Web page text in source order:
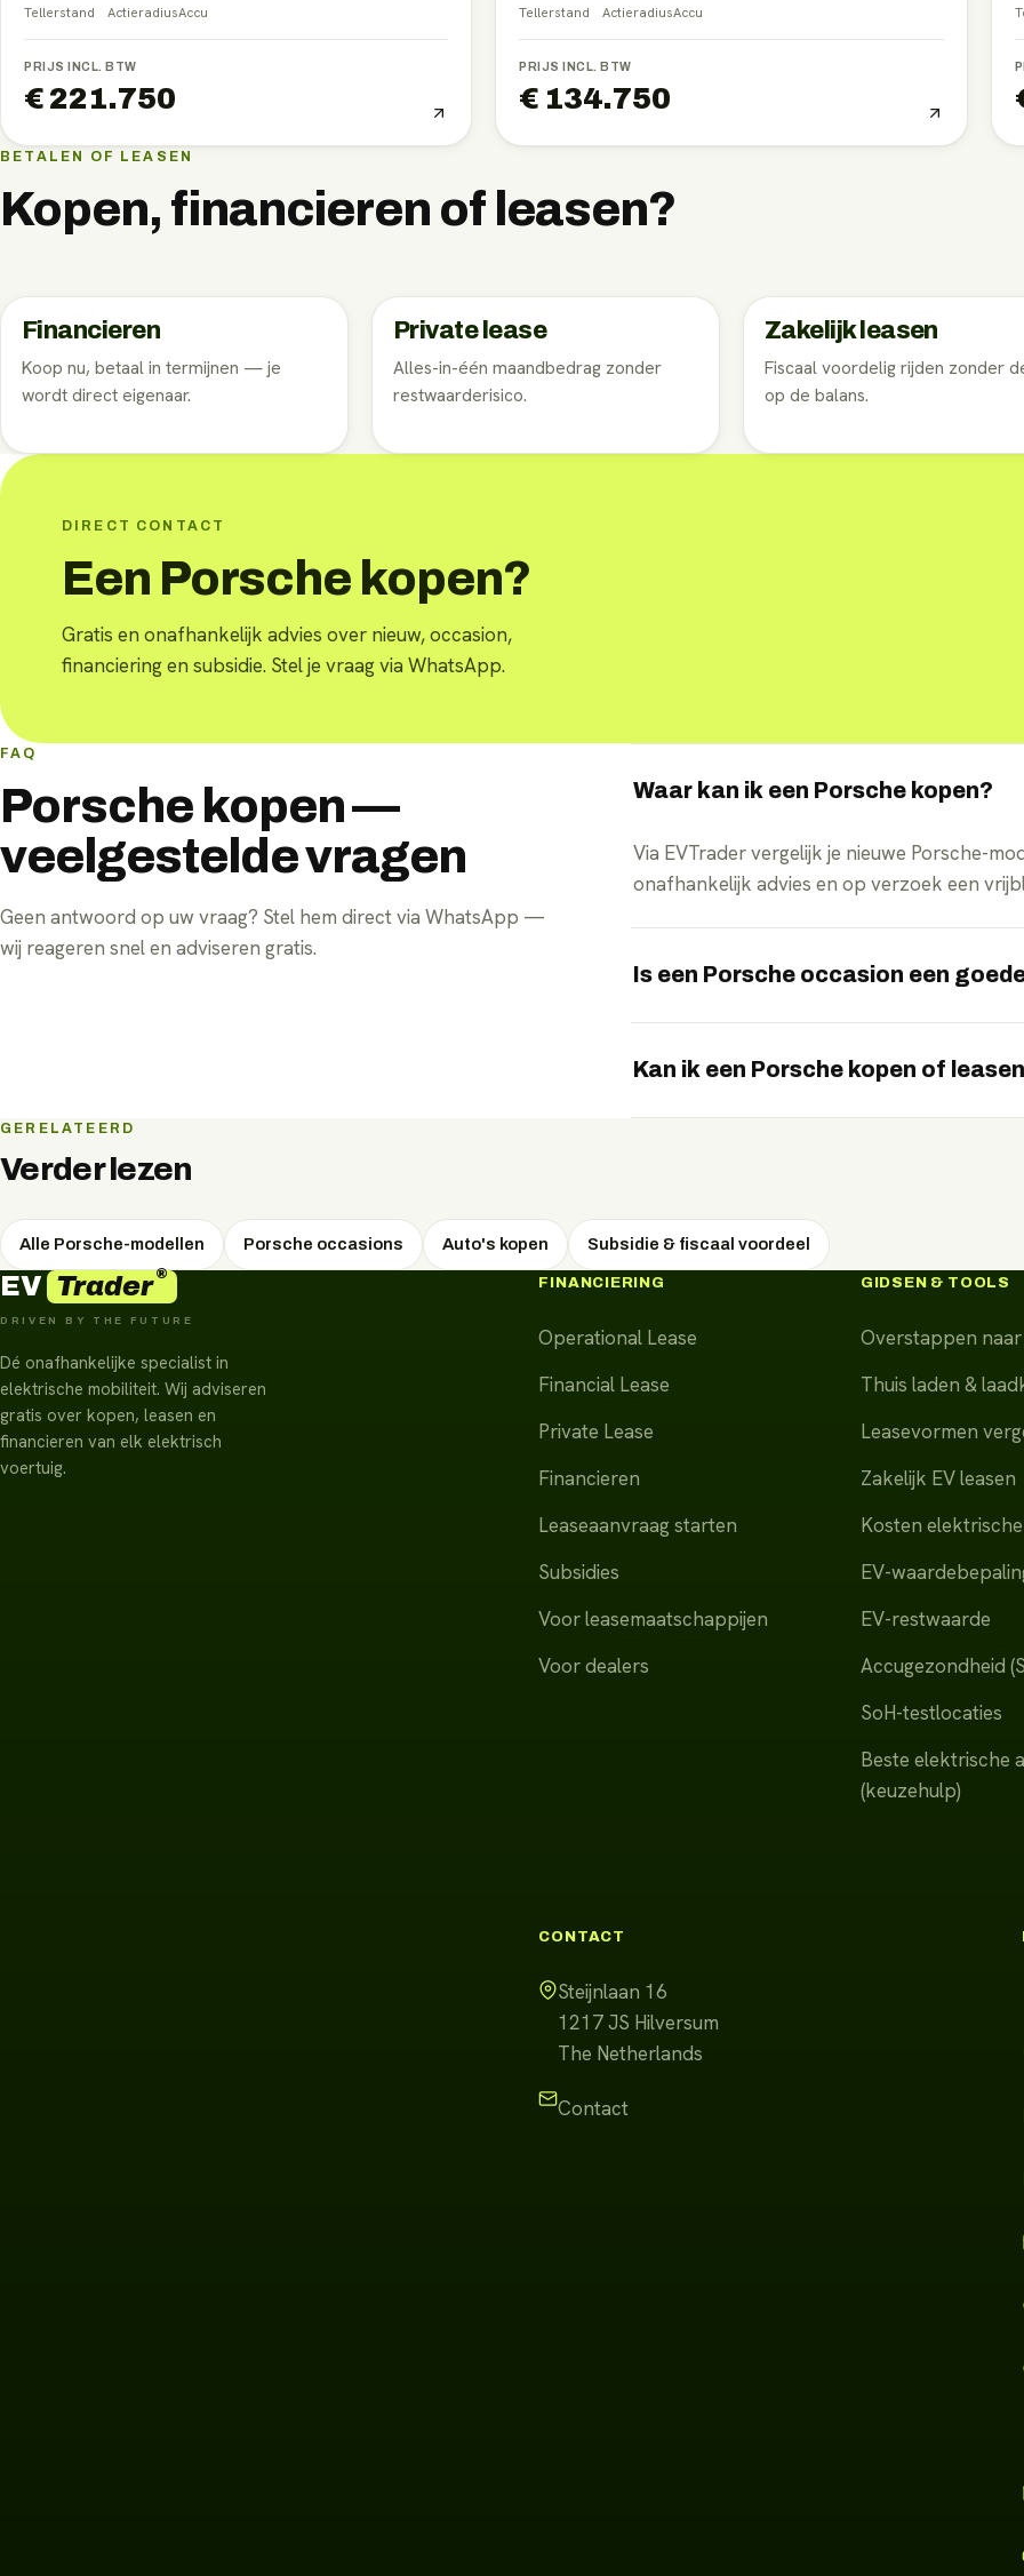
Tellerstand ActieradiusAccu
PRIJS INCL. BTW
€ 221.750
Tellerstand ActieradiusAccu
PRIJS INCL. BTW
€ 134.750
BETALEN OF LEASEN
Kopen, financieren of leasen?
Financieren
Koop nu, betaal in termijnen — je
wordt direct eigenaar.
Private lease
Alles-in-één maandbedrag zonder
restwaarderisico.
Zakelijk leasen
Fiscaal voordelig rijden zonder
op de balans.
DIRECT CONTACT
Een Porsche kopen?
Gratis en onafhankelijk advies over nieuw, occasion,
financiering en subsidie. Stel je vraag via WhatsApp.
FAQ
Porsche kopen —
veelgestelde vragen
Geen antwoord op uw vraag? Stel hem direct via WhatsApp —
wij reageren snel en adviseren gratis.
Waar kan ik een Porsche kopen?
Via EVTrader vergelijk je nieuwe Porsche-
onafhankelijk advies en op verzoek een
Is een Porsche occasion een
en het laadgedrag — wij helpen je een goed
Kan ik een Porsche kopen of
GERELATEERD
Verder lezen
Alle Porsche-modellen Porsche occasions Auto's kopen Subsidie & fiscaal voordeel
EV Trader®
DRIVEN BY THE FUTURE
Dé onafhankelijke specialist in
elektrische mobiliteit. Wij adviseren
gratis over kopen, leasen en
financieren van elk elektrisch
voertuig.
FINANCIERING
Operational Lease
Financial Lease
Private Lease
Financieren
Leaseaanvraag starten
Subsidies
Voor leasemaatschappijen
Voor dealers
GIDSEN & TOOLS
Overstappen
Thuis laden &
Leasevormen
Zakelijk EV leasen
Kosten
EV-
EV-restwaarde
Accugezondheid
SoH-testlocaties
Beste elektrische
(keuzehulp)
CONTACT
Steijnlaan 16
1217 JS Hilversum
The Netherlands
Contact